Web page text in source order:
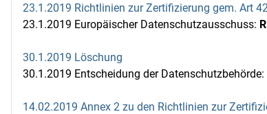
23.1.2019 Richtlinien zur Zertifizierung gem. Art
23.1.2019 Europäischer Datenschutzausschuss:
30.1.2019 Löschung
30.1.2019 Entscheidung der Datenschutzbehörde:
14.02.2019 Annex 2 zu den Richtlinien zur